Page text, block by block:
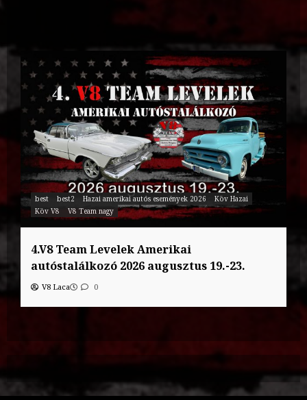
best best2 Hazai amerikai autós események 2026
Köv Hazai
Köv V8
V8 Team nagy
4.V8 Team Levelek Amerikai
autóstalálkozó 2026 augusztus 19.-23.
V8 Laca 0